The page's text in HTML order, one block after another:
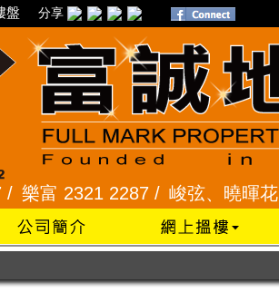
盤 分享
2321 2287 /峻弦、曉暉花園